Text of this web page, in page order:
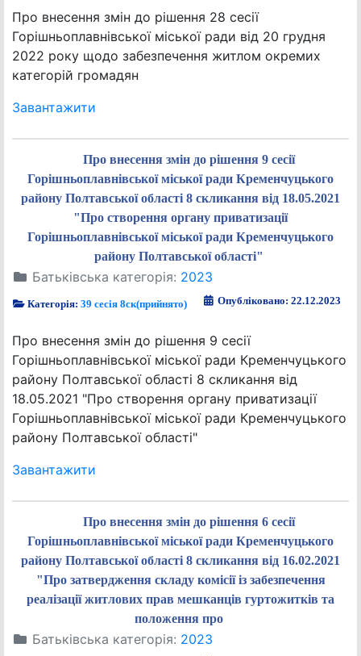
Про внесення змін до рішення 28 сесії
Горішньоплавнівської міської ради від 20 грудня
2022 року щодо забезпечення житлом окремих
категорій громадян
Завантажити
Про внесення змін до рішення 9 сесії
Горішньоплавнівської міської ради Кременчуцького
району Полтавської області 8 скликання від 18.05.2021
"Про створення органу приватизації
Горішньоплавнівської міської ради Кременчуцького
району Полтавської області"
Батьківська категорія: 2023
Категорія:39 сесія 8ск(прийнято) Опубліковано: 22.12.2023
Про внесення змін до рішення 9 сесії
Горішньоплавнівської міської ради Кременчуцького
району Полтавської області 8 скликання від
18.05.2021 "Про створення органу приватизації
Горішньоплавнівської міської ради Кременчуцького
району Полтавської області"
Завантажити
Про внесення змін до рішення 6 сесії
Горішньоплавнівської міської ради Кременчуцького
району Полтавської області 8 скликання від 16.02.2021
"Про затвердження складу комісії із забезпечення
реалізації житлових прав мешканців гуртожитків та
положення про
Батьківська категорія: 2023